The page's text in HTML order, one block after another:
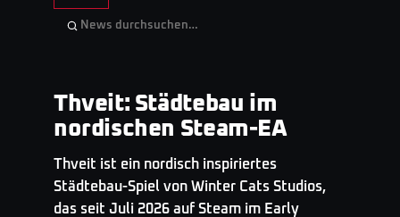
GAMINGNEWS· TOP STORY
Thveit: Städtebau im
nordischen Steam-EA
Thveit ist ein nordisch inspiriertes
Städtebau-Spiel von Winter Cats Studios,
das seit Juli 2026 auf Steam im Early